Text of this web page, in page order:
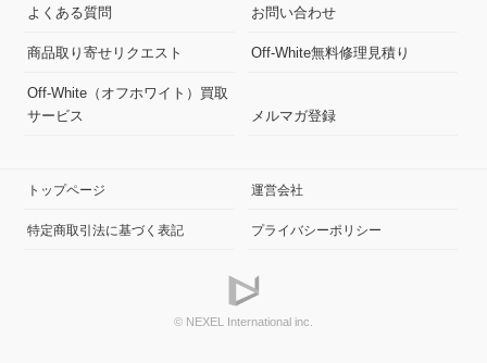
よくある質問 お問い合わせ
商品取り寄せリクエスト Off-White無料修理見積り
Off-White（オフホワイト）買取
サービス
メルマガ登録
トップページ 運営会社
特定商取引法に基づく表記 プライバシーポリシー
© NEXEL International inc.